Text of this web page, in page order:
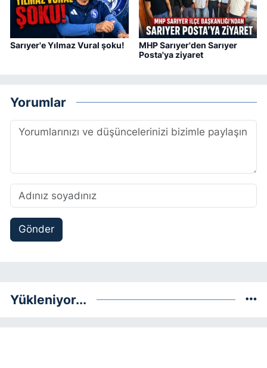
Sarıyer'e Yılmaz Vural şoku!
MHP Sarıyer'den Sarıyer
Posta'ya ziyaret
Yorumlar
Gönder
Yükleniyor...